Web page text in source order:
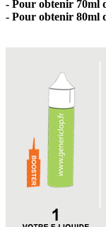
- Pour obtenir 70ml
- Pour obtenir 80ml